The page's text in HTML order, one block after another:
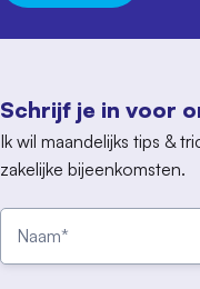
Schrijf je in voor
Ik wil maandelijks tips &
zakelijke bijeenkomsten.